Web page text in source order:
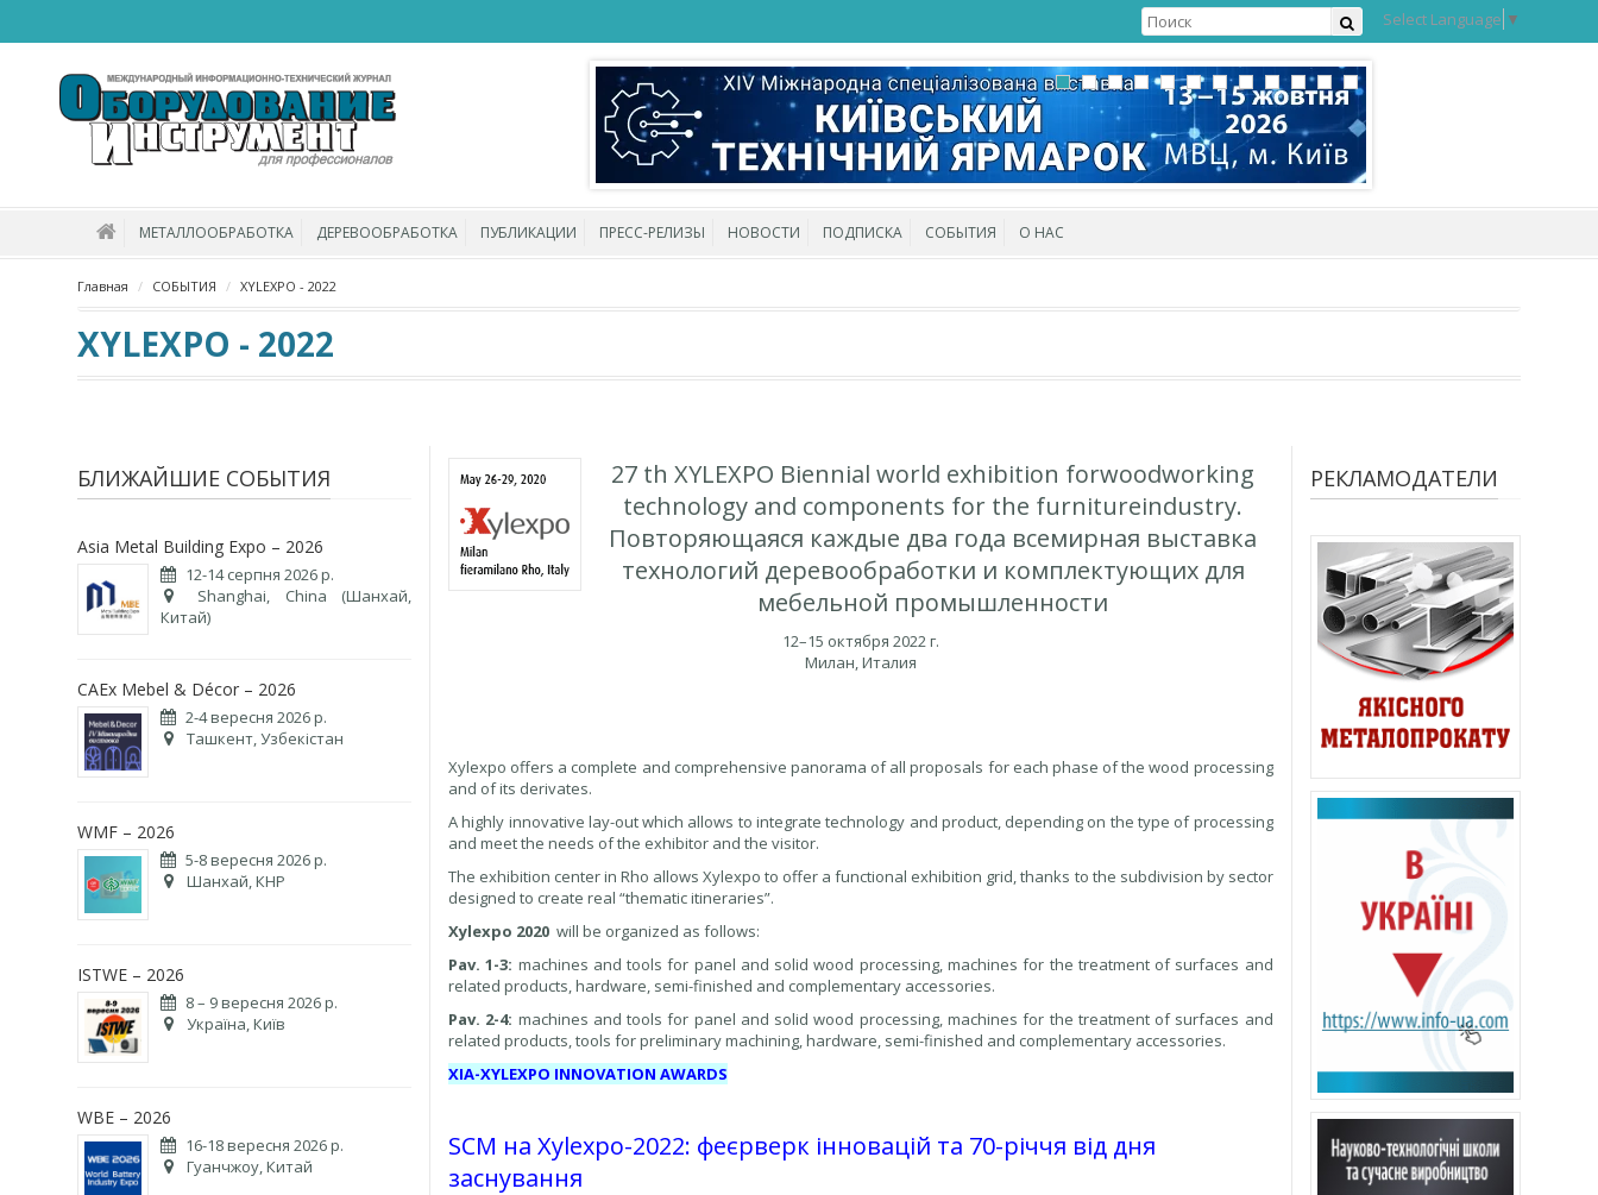
Select Language ▼
МЕТАЛЛООБРАБОТКА ДЕРЕВООБРАБОТКА ПУБЛИКАЦИИ ПРЕСС-РЕЛИЗЫ НОВОСТИ ПОДПИСКА СОБЫТИЯ О НАС
Главная СОБЫТИЯ XYLEXPO - 2022
XYLEXPO - 2022
БЛИЖАЙШИЕ СОБЫТИЯ
Asia Metal Building Expo – 2026
12-14 серпня 2026 р.
Shanghai, China (Шанхай,
Китай)
CAEx Mebel & Décor – 2026
2-4 вересня 2026 р.
Ташкент, Узбекістан
WMF – 2026
5-8 вересня 2026 р.
Шанхай, КНР
ISTWE – 2026
8 – 9 вересня 2026 р.
Україна, Київ
WBE – 2026
16-18 вересня 2026 р.
Гуанчжоу, Китай
27 th XYLEXPO Biennial world exhibition forwoodworking
technology and components for the furnitureindustry.
Повторяющаяся каждые два года всемирная выставка
технологий деревообработки и комплектующих для
мебельной промышленности
12–15 октября 2022 г.
Милан, Италия
Xylexpo offers a complete and comprehensive panorama of all proposals for each phase of the wood processing
and of its derivates.
A highly innovative lay-out which allows to integrate technology and product, depending on the type of processing
and meet the needs of the exhibitor and the visitor.
The exhibition center in Rho allows Xylexpo to offer a functional exhibition grid, thanks to the subdivision by sector
designed to create real “thematic itineraries”.
Xylexpo 2020 will be organized as follows:
Pav. 1-3: machines and tools for panel and solid wood processing, machines for the treatment of surfaces and
related products, hardware, semi-finished and complementary accessories.
Pav. 2-4: machines and tools for panel and solid wood processing, machines for the treatment of surfaces and
related products, tools for preliminary machining, hardware, semi-finished and complementary accessories.
XIA-XYLEXPO INNOVATION AWARDS
SCM на Xylexpo-2022: феєрверк інновацій та 70-річчя від дня
заснування
РЕКЛАМОДАТЕЛИ